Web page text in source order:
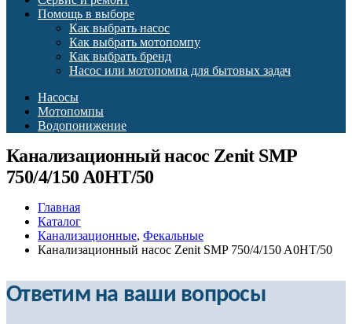
Помощь в выборе
Как выбрать насос
Как выбрать мотопомпу
Как выбрать бренд
Насос или мотопомпа для бытовых задач
Насосы
Мотопомпы
Водопонижение
Канализационный насос Zenit SMP
750/4/150 A0HT/50
Главная
Каталог
Канализационные, Фекальные
Канализационный насос Zenit SMP 750/4/150 A0HT/50
Ответим на ваши вопросы